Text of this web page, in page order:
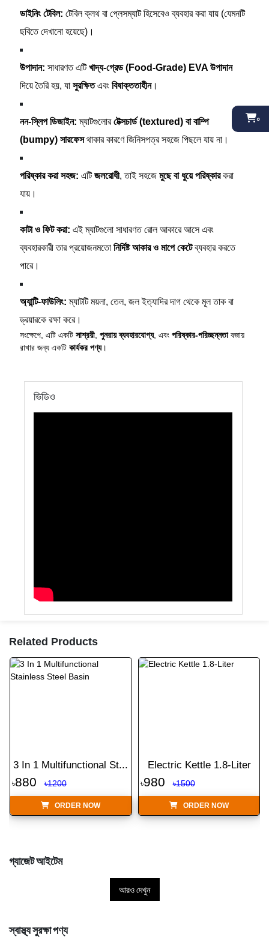
ডাইনিং টেবিল: টেবিল ক্লথ বা প্লেসম্যাট হিসেবেও ব্যবহার করা যায় (যেমনটি
ছবিতে দেখানো হয়েছে)।
উপাদান: সাধারণত এটিখাদ্য-গ্রেড (Food-Grade) EVA উপাদান
দিয়ে তৈরি হয়, যাসুরক্ষিতএবংবিষাক্ততাহীন।
নন-স্লিপ ডিজাইন: ম্যাটগুলোরটেক্সচার্ড (textured) বা বাম্পি
(bumpy) সারফেসথাকার কারণে জিনিসপত্র সহজে পিছলে যায় না।
পরিষ্কার করা সহজ: এটিজলরোধী, তাই সহজেমুছে বা ধুয়ে পরিষ্কারকরা
যায়।
কাটা ও ফিট করা: এই ম্যাটগুলো সাধারণত রোল আকারে আসে এবং
ব্যবহারকারী তার প্রয়োজনমতোনির্দিষ্ট আকার ও মাপে কেটেব্যবহার করতে
পারে।
অ্যান্টি-ফাউলিং: ম্যাটটি ময়লা, তেল, জল ইত্যাদির দাগ থেকে মূল তাক বা
ড্রয়ারকে রক্ষা করে।
সংক্ষেপে, এটি একটিসাশ্রয়ী ,পুনরায় ব্যবহারযোগ্য, এবংপরিষ্কার-পরিচ্ছন্নতাবজায়
রাখার জন্য একটিকার্যকর পণ্য।
ভিডিও
Related Products
3 In 1 Multifunctional St...
৳880 ৳1200
ORDER NOW
Electric Kettle 1.8-Liter
৳980 ৳1500
ORDER NOW
গ্যাজেট আইটেম
আরও দেখুন
স্বাস্থ্য সুরক্ষা পণ্য
০